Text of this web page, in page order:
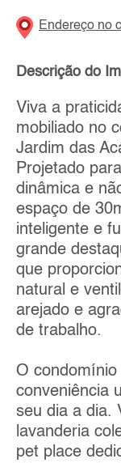
Endereço no
Descrição do
Viva a
mobiliado no
Jardim das
Projetado
dinâmica e
espaço de
inteligente e
grande
que
natural e
arejado e
de trabalho.
O
conveniência
seu dia a dia.
lavanderia
pet place